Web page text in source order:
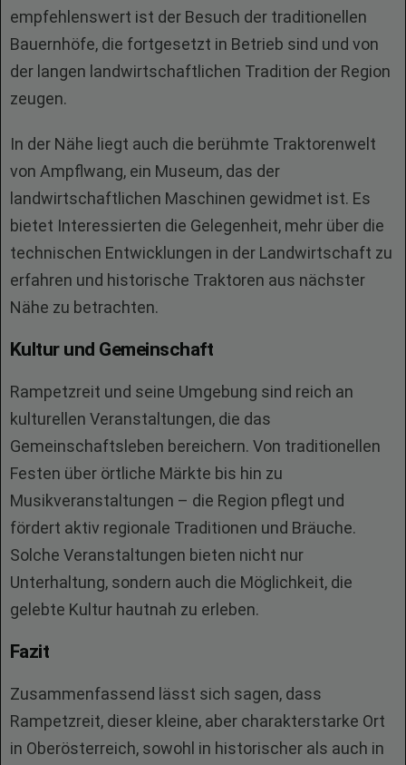
empfehlenswert ist der Besuch der traditionellen
Bauernhöfe, die fortgesetzt in Betrieb sind und von
der langen landwirtschaftlichen Tradition der Region
zeugen.
In der Nähe liegt auch die berühmte Traktorenwelt
von Ampflwang, ein Museum, das der
landwirtschaftlichen Maschinen gewidmet ist. Es
bietet Interessierten die Gelegenheit, mehr über die
technischen Entwicklungen in der Landwirtschaft zu
erfahren und historische Traktoren aus nächster
Nähe zu betrachten.
Kultur und Gemeinschaft
Rampetzreit und seine Umgebung sind reich an
kulturellen Veranstaltungen, die das
Gemeinschaftsleben bereichern. Von traditionellen
Festen über örtliche Märkte bis hin zu
Musikveranstaltungen – die Region pflegt und
fördert aktiv regionale Traditionen und Bräuche.
Solche Veranstaltungen bieten nicht nur
Unterhaltung, sondern auch die Möglichkeit, die
gelebte Kultur hautnah zu erleben.
Fazit
Zusammenfassend lässt sich sagen, dass
Rampetzreit, dieser kleine, aber charakterstarke Ort
in Oberösterreich, sowohl in historischer als auch in